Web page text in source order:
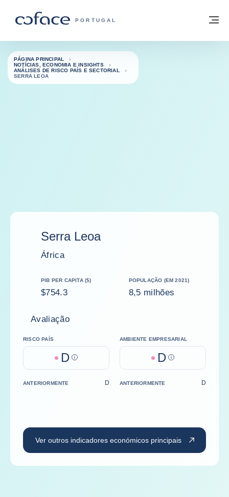
COFACE FOR TRADE - HOMEPAGE DO
PORTUGAL
Voltar à página principal
PÁGINA PRINCIPAL
NOTÍCIAS, ECONOMIA E INSIGHTS
ANÁLISES DE RISCO PAÍS E SECTORIAL
SERRA LEOA
Serra Leoa
África
PIB PER CAPITA ($)
$754.3
POPULAÇÃO (EM 2021)
8,5 milhões
Avaliação
RISCO PAÍS
D Help
AMBIENTE EMPRESARIAL
D Help
ANTERIORMENTE D ANTERIORMENTE D
Ver outros indicadores económicos principais